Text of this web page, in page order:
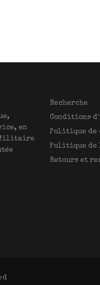
en
Militaire
Recherche
Conditions
Politique
Politique
Retours et